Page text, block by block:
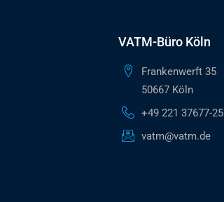
VATM-Büro Köln
Frankenwerft 35
50667 Köln
+49 221 37677-25
vatm@vatm.de